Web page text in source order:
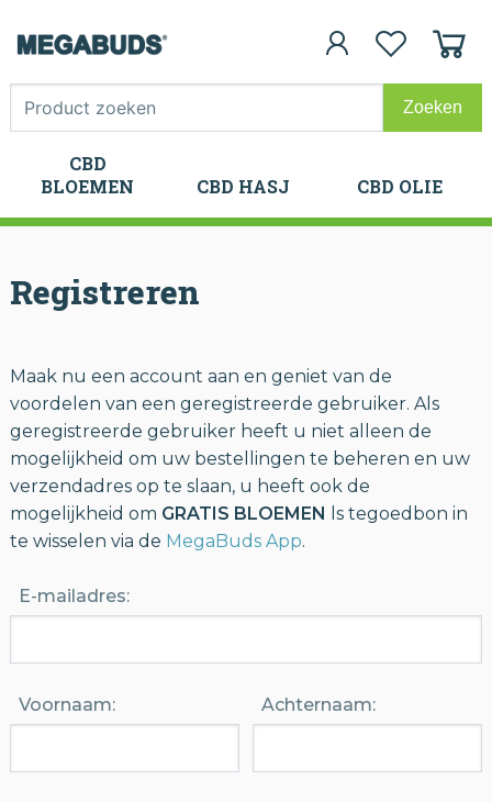
CBD
BLOEMEN
CBD HASJ CBD OLIE
CBD
BLOEMEN
CBD HASJ CBD OLIE
Registreren
Maak nu een account aan en geniet van de
voordelen van een geregistreerde gebruiker. Als
geregistreerde gebruiker heeft u niet alleen de
mogelijkheid om uw bestellingen te beheren en uw
verzendadres op te slaan, u heeft ook de
mogelijkheid om GRATIS BLOEMEN ls tegoedbon in
te wisselen via de MegaBuds App.
E-mailadres:
Voornaam: Achternaam: